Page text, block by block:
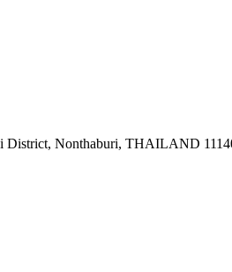
District, Nonthaburi, THAILAND